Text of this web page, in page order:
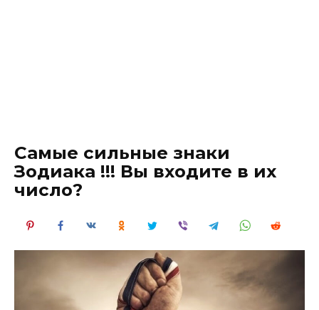
Самые сильные знаки
Зодиака !!! Вы входите в их
число?